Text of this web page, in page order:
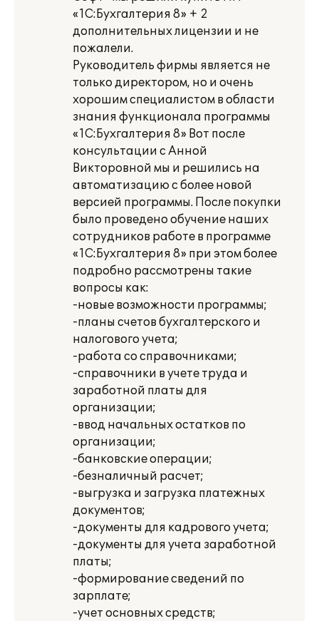
«1С:Бухгалтерия 8» + 2
дополнительных лицензии и не
пожалели.
Руководитель фирмы является не
только директором, но и очень
хорошим специалистом в области
знания функционала программы
«1С:Бухгалтерия 8» Вот после
консультации с Анной
Викторовной мы и решились на
автоматизацию с более новой
версией программы. После покупки
было проведено обучение наших
сотрудников работе в программе
«1С:Бухгалтерия 8» при этом более
подробно рассмотрены такие
вопросы как:
-новые возможности программы;
-планы счетов бухгалтерского и
налогового учета;
-работа со справочниками;
-справочники в учете труда и
заработной платы для
организации;
-ввод начальных остатков по
организации;
-банковские операции;
-безналичный расчет;
-выгрузка и загрузка платежных
документов;
-документы для кадрового учета;
-документы для учета заработной
платы;
-формирование сведений по
зарплате;
-учет основных средств;